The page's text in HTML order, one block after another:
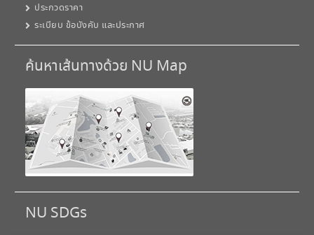
ประกวดราคา
ระเบียบ ข้อบังคับ และประกาศ
ค้นหาเส้นทางด้วย NU Map
NU SDGs